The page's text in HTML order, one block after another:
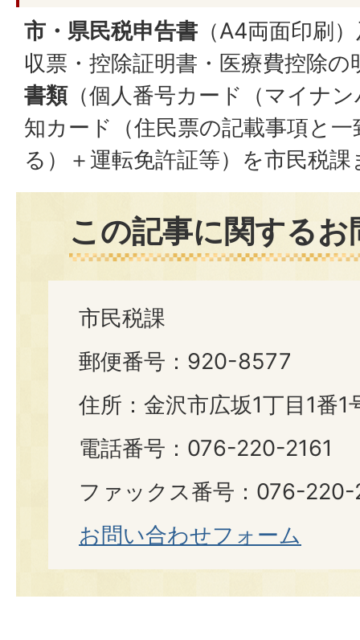
市・県民税申告書 （A4両面印刷
収票・控除証明書・医療費控除の
書類（個人番号カード（マイナ
知カード（住民票の記載事項と
る）＋運転免許証等）を市民税
この記事に関する
市民税課
郵便番号：920-8577
住所：金沢市広坂1丁目1番1
電話番号：076-220-2161
ファックス番号：076-
お問い合わせフォーム